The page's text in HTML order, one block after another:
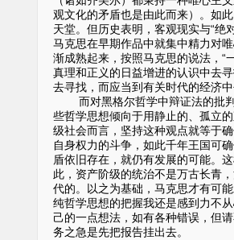
观文化的矛盾也是由此而来）。如
天堂。但历史表明，客观现实与“绝
马克思在早期作品中就集中精力对
渐成熟起来，按照马克思的说法，“
真理和正义的日益增进的认识中去
去寻找，而应当到有关时代的经济
而对黑格尔哲学中辩证法的批判
些哲学思想倾向于用静止的、孤立
级社会而言，坚持这种观点就等于
自身权力的斗争，如此千年王国可
盾依旧存在，就仍有发展的可能。
此，资产阶级的统治不是万古长青
代的。以之为基础，马克思才有可
纯哲学思想的把握我还是感到力不
己的一点想法，如有各种错误，但
务之急是先把报告挂出去。